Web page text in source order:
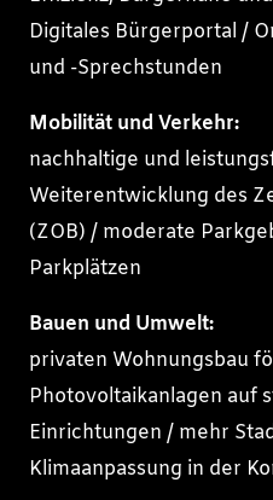
Digitales Bürgerportal /
und -Sprechstunden
Mobilität und Verkehr:
nachhaltige und
Weiterentwicklung des
(ZOB) / moderate
Parkplätzen
Bauen und Umwelt:
privaten Wohnungsbau
Photovoltaikanlagen auf
Einrichtungen / mehr
Klimaanpassung in der